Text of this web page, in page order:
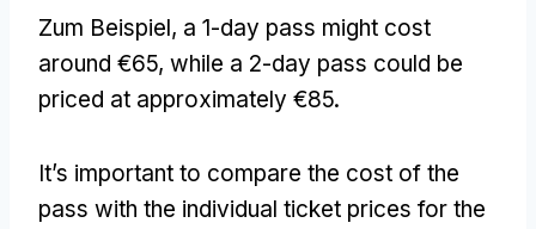
Zum Beispiel, a 1-day pass might cost
around €65, while a 2-day pass could be
priced at approximately €85.
It’s important to compare the cost of the
pass with the individual ticket prices for the